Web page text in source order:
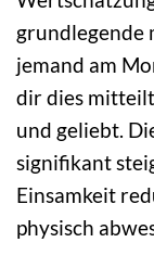
grundlegende
jemand am
dir dies
und geliebt.
signifikant
Einsamkeit
physisch